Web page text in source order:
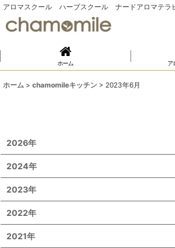
アロマスクール ハーブスクール ナードアロマテラ
ホーム ア
ホーム > chamomileキッチン > 2023年6月
2026年
2024年
2023年
2022年
2021年